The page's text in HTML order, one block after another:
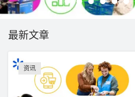
最新文章
资讯